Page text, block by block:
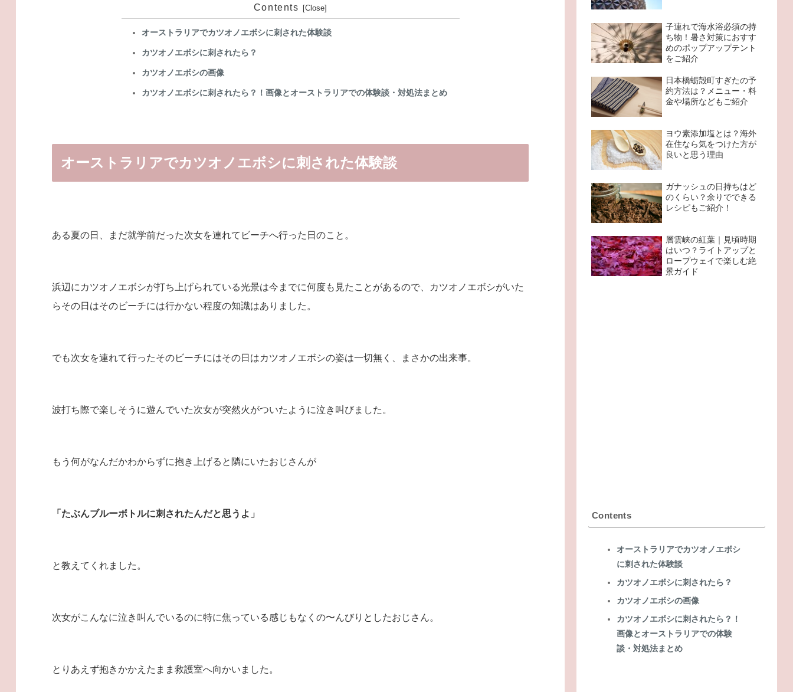
Contents
オーストラリアでカツオノエボシに刺された体験談
カツオノエボシに刺されたら？
カツオノエボシの画像
カツオノエボシに刺されたら？！画像とオーストラリアでの体験談・対処法まとめ
オーストラリアでカツオノエボシに刺された体験談
ある夏の日、まだ就学前だった次女を連れてビーチへ行った日のこと。
浜辺にカツオノエボシが打ち上げられている光景は今までに何度も見たことがあるので、カツオノエボシがいた
らその日はそのビーチには行かない程度の知識はありました。
でも次女を連れて行ったそのビーチにはその日はカツオノエボシの姿は一切無く、まさかの出来事。
波打ち際で楽しそうに遊んでいた次女が突然火がついたように泣き叫びました。
もう何がなんだかわからずに抱き上げると隣にいたおじさんが
「たぶんブルーボトルに刺されたんだと思うよ」
と教えてくれました。
次女がこんなに泣き叫んでいるのに特に焦っている感じもなくの〜んびりとしたおじさん。
とりあえず抱きかかえたまま救護室へ向かいました。
子連れで海水浴必須の持
ち物！暑さ対策におすす
めのポップアップテント
をご紹介
日本橋蛎殻町すぎたの予
約方法は？メニュー・料
金や場所などもご紹介
ヨウ素添加塩とは？海外
在住なら気をつけた方が
良いと思う理由
ガナッシュの日持ちはど
のくらい？余りでできる
レシピもご紹介！
層雲峡の紅葉｜見頃時期
はいつ？ライトアップと
ロープウェイで楽しむ絶
景ガイド
Contents
オーストラリアでカツオノエボシ
に刺された体験談
カツオノエボシに刺されたら？
カツオノエボシの画像
カツオノエボシに刺されたら？！
画像とオーストラリアでの体験
談・対処法まとめ